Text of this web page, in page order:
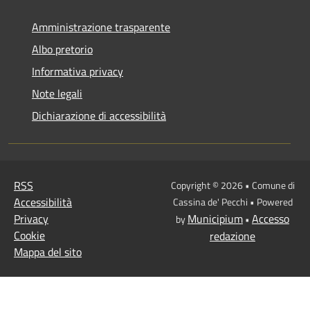
Amministrazione trasparente
Albo pretorio
Informativa privacy
Note legali
Dichiarazione di accessibilità
RSS
Accessibilità
Privacy
Cookie
Mappa del sito
Copyright © 2026 • Comune di
Cassina de' Pecchi • Powered
byMunicipium• Accesso
redazione